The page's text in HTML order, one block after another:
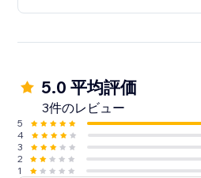
5.0 平均評価
3件のレビュー
5
4
3
2
1